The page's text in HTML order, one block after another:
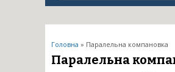
Ви є тут
Головна » Паралельна компановка
Паралельна